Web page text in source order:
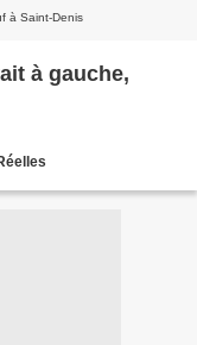
à Saint-Denis
à gauche,